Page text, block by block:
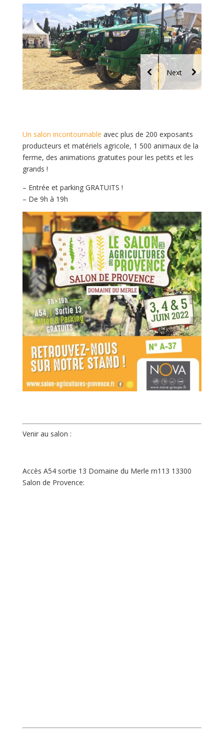
Un salon incontournable avec plus de 200 exposants
producteurs et matériels agricole, 1 500 animaux de la
ferme, des animations gratuites pour les petits et les
grands !
– Entrée et parking GRATUITS !
– De 9h à 19h
Venir au salon :
Accès A54 sortie 13 Domaine du Merle rn113 13300
Salon de Provence: